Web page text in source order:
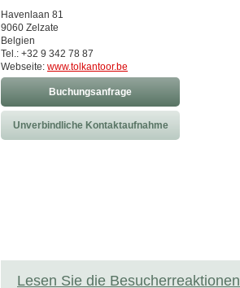
Havenlaan 81
9060 Zelzate
Belgien
Tel.: +32 9 342 78 87
Webseite: www.tolkantoor.be
Buchungsanfrage
Unverbindliche Kontaktaufnahme
Lesen Sie die Besucherreaktionen